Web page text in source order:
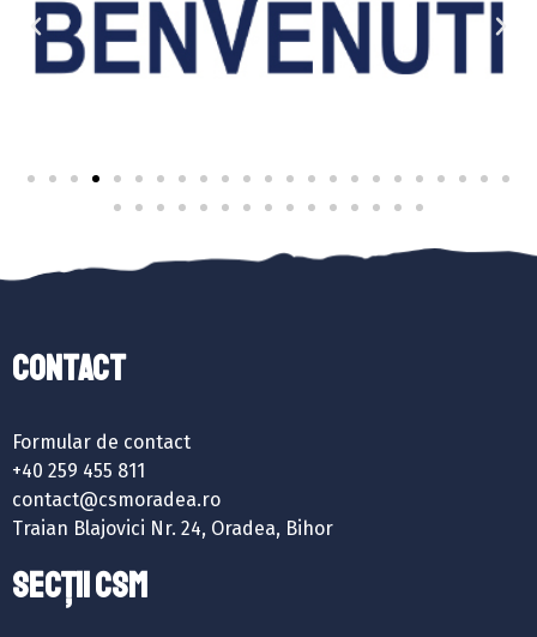
Contact
Formular de contact
+40 259 455 811
contact@csmoradea.ro
Traian Blajovici Nr. 24, Oradea, Bihor
SECȚII CSM